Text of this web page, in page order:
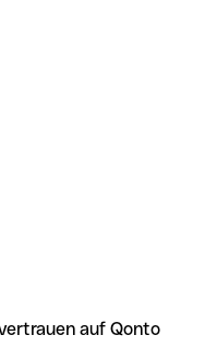
auf Qonto